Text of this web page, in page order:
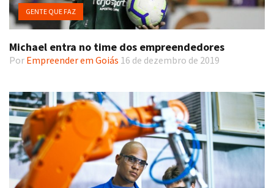
GENTE QUE FAZ
Michael entra no time dos empreendedores
Por Empreender em Goiás 16 de dezembro de 2019